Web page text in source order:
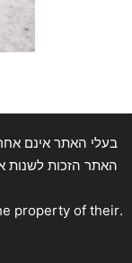
בעלי האתר אינם
האתר הזכות לשנות
property of their